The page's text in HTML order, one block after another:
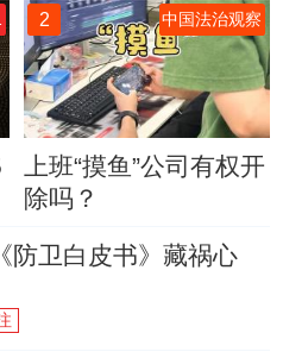
2 中国法治观察
上班“摸鱼”公司有权开
除吗？
防卫白皮书》藏祸心